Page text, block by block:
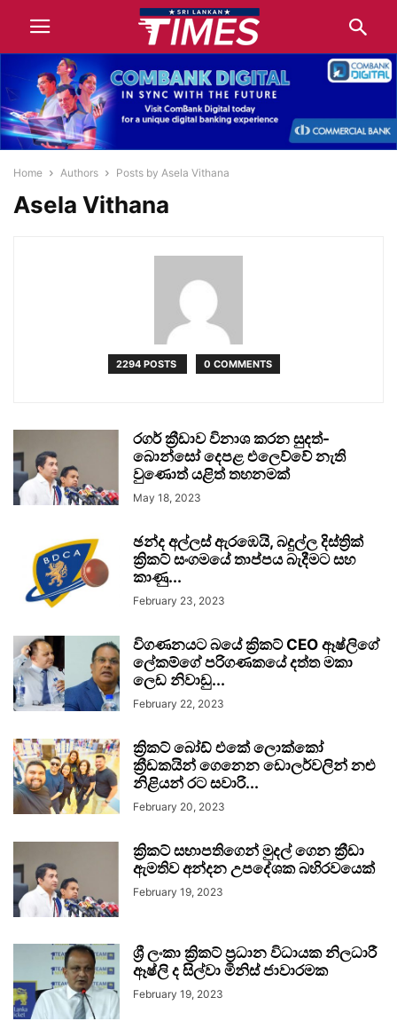
Home Authors Posts by Asela Vithana
Asela Vithana
2294 POSTS 0 COMMENTS
රගර් ක්‍රීඩාව විනාශ කරන සුදත්-
බොන්සෝ දෙපළ එලෙව්වේ නැති
වුණොත් යළිත් තහනමක්
May 18, 2023
ඡන්ද අල්ලස් ඇරඹෙයි, බදුල්ල දිස්ත්‍රික්
ක්‍රිකට් සංගමයේ තාප්පය බැදීමට සහ
කාණු...
February 23, 2023
විගණනයට බයේ ක්‍රිකට් CEO ඈෂ්ලිගේ
ලේකම්ගේ පරිගණකයේ දත්ත මකා
ලෙඩ නිවාඩු...
February 22, 2023
ක්‍රිකට් බෝඩ් එකේ ලොක්කෝ
ක්‍රීඩකයින් ගෙනෙන ඩොලර්වලින් නළු
නිළියන් රට සවාරි...
February 20, 2023
ක්‍රිකට් සභාපතිගෙන් මුදල් ගෙන ක්‍රීඩා
ඇමතිව අන්දන උපදේශක බහිරවයෙක්
February 19, 2023
ශ්‍රී ලංකා ක්‍රිකට් ප්‍රධාන විධායක නිලධාරී
ඈෂ්ලි ද සිල්වා මිනිස් ජාවාරමක
February 19, 2023